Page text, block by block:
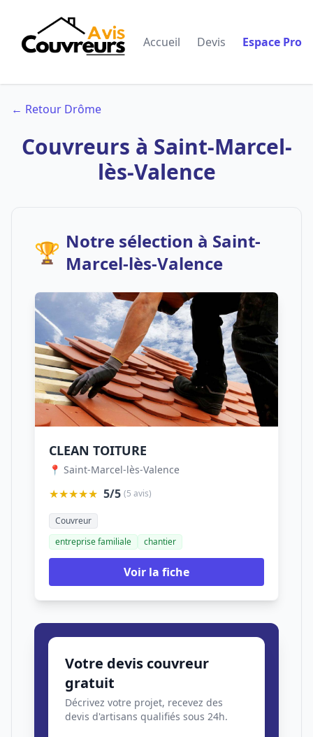
Accueil Devis Espace Pro
← Retour Drôme
Couvreurs à Saint-Marcel-
lès-Valence
🏆 Notre sélection à Saint-
Marcel-lès-Valence
CLEAN TOITURE
📍 Saint-Marcel-lès-Valence
★★★★★ 5/5 (5 avis)
Couvreur
entreprise familiale
chantier
Voir la fiche
Votre devis couvreur
gratuit
Décrivez votre projet, recevez des
devis d'artisans qualifiés sous 24h.